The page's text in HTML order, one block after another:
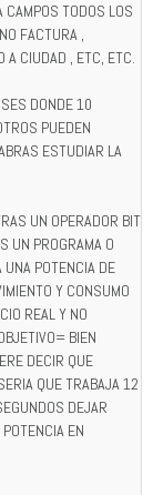
CAMPOS TODOS LOS
FACTURA ,
A CIUDAD , ETC, ETC.
DONDE 10
PUEDEN
ESTUDIAR LA
UN OPERADOR BIT
UN PROGRAMA O
POTENCIA DE
Y CONSUMO
REAL Y NO
BIEN
DECIR QUE
QUE TRABAJA 12
DEJAR
EN